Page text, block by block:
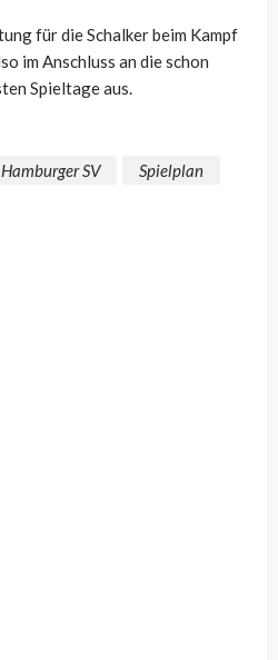
für die Schalker beim Kampf
im Anschluss an die schon
Spieltage aus.
Hamburger SV
Spielplan